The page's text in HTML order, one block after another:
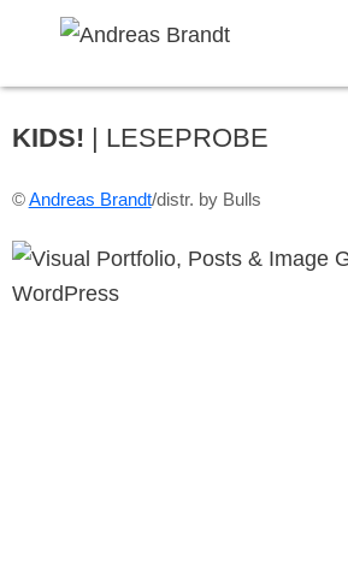
KIDS! | LESEPROBE
©Andreas Brandt/distr. by Bulls